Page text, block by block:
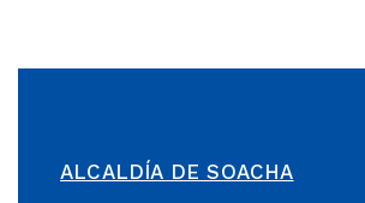
ALCALDÍA DE SOACHA